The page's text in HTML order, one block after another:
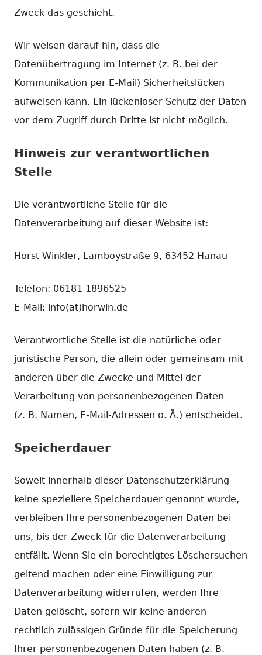
Zweck das geschieht.
Wir weisen darauf hin, dass die
Datenübertragung im Internet (z. B. bei der
Kommunikation per E-Mail) Sicherheitslücken
aufweisen kann. Ein lückenloser Schutz der Daten
vor dem Zugriff durch Dritte ist nicht möglich.
Hinweis zur verantwortlichen
Stelle
Die verantwortliche Stelle für die
Datenverarbeitung auf dieser Website ist:
Horst Winkler, Lamboystraße 9, 63452 Hanau
Telefon: 06181 1896525
E-Mail: info(at)horwin.de
Verantwortliche Stelle ist die natürliche oder
juristische Person, die allein oder gemeinsam mit
anderen über die Zwecke und Mittel der
Verarbeitung von personenbezogenen Daten
(z. B. Namen, E-Mail-Adressen o. Ä.) entscheidet.
Speicherdauer
Soweit innerhalb dieser Datenschutzerklärung
keine speziellere Speicherdauer genannt wurde,
verbleiben Ihre personenbezogenen Daten bei
uns, bis der Zweck für die Datenverarbeitung
entfällt. Wenn Sie ein berechtigtes Löschersuchen
geltend machen oder eine Einwilligung zur
Datenverarbeitung widerrufen, werden Ihre
Daten gelöscht, sofern wir keine anderen
rechtlich zulässigen Gründe für die Speicherung
Ihrer personenbezogenen Daten haben (z. B.